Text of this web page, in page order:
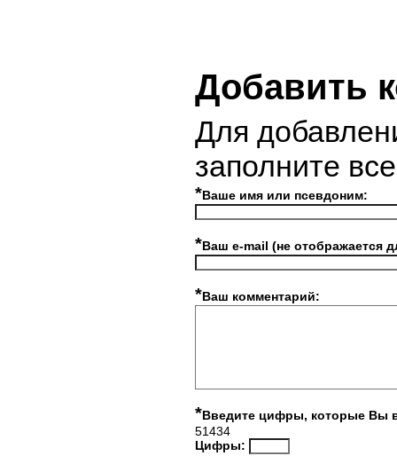
Добавить
Для
заполните
*Ваше имя или псевдоним:
*Ваш e-mail (не отображается
*Ваш комментарий:
*Введите цифры, которые Вы
51434
Цифры: